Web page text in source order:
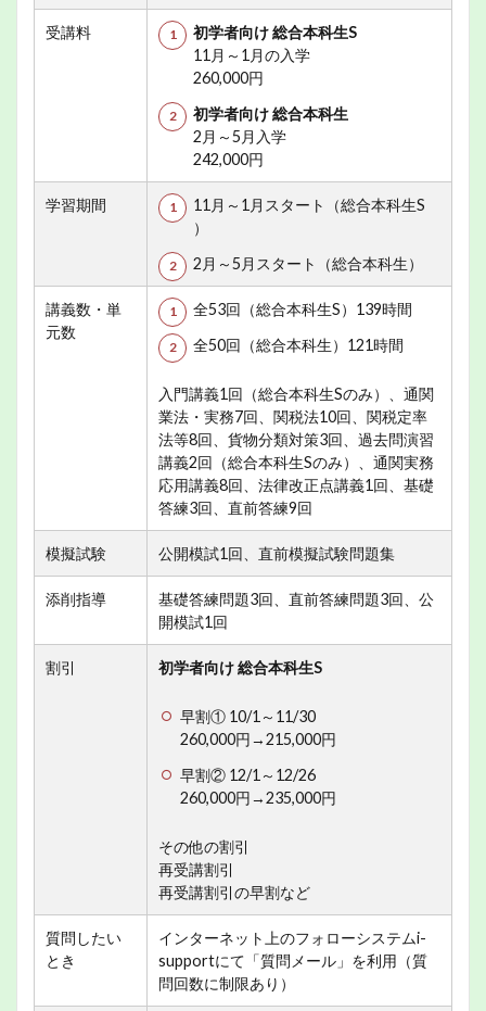
受講料
初学者向け 総合本科生S
11月～1月の入学
260,000円
初学者向け 総合本科生
2月～5月入学
242,000円
学習期間
11月～1月スタート（総合本科生S
）
2月～5月スタート（総合本科生）
講義数・単
元数
全53回（総合本科生S）139時間
全50回（総合本科生）121時間
入門講義1回（総合本科生Sのみ）、通関
業法・実務7回、関税法10回、関税定率
法等8回、貨物分類対策3回、過去問演習
講義2回（総合本科生Sのみ）、通関実務
応用講義8回、法律改正点講義1回、基礎
答練3回、直前答練9回
模擬試験 公開模試1回、直前模擬試験問題集
添削指導
基礎答練問題3回、直前答練問題3回、公
開模試1回
割引 初学者向け 総合本科生S
早割① 10/1～11/30
260,000円→215,000円
早割② 12/1～12/26
260,000円→235,000円
その他の割引
再受講割引
再受講割引の早割など
質問したい
とき
インターネット上のフォローシステムi-
supportにて「質問メール」を利用（質
問回数に制限あり）